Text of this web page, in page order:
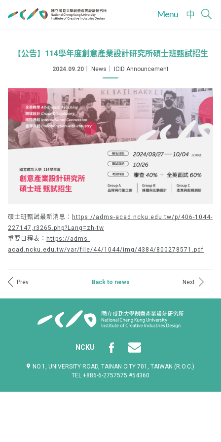
Menu 中
【公告】114學年度創意產業設計研究所碩士班甄試招生
2024.09.20 News ICID Announcement
碩士班甄試最新消息： https://adms-acad.ncku.edu.tw/p/406-1044-
227147,r3265.php?Lang=zh-tw
重要日程表： https://adms-
acad.ncku.edu.tw/var/file/44/1044/img/4384/800278571.pdf
Prev Back to news Next
NCKU
NO.1, UNIVERSITY ROAD, TAINAN CITY 701, TAIWAN (R.O.C.)
TEL:+886-6-2757575 #54360